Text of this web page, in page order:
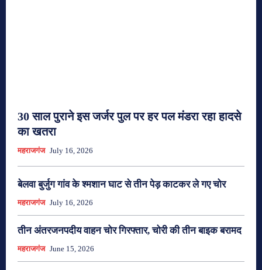
30 साल पुराने इस जर्जर पुल पर हर पल मंडरा रहा हादसे
का खतरा
महराजगंज July 16, 2026
बेलवा बुर्जुग गांव के श्मशान घाट से तीन पेड़ काटकर ले गए चोर
महराजगंज July 16, 2026
तीन अंतरजनपदीय वाहन चोर गिरफ्तार, चोरी की तीन बाइक बरामद
महराजगंज June 15, 2026